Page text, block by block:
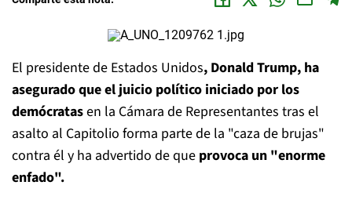
El presidente de Estados Unidos, Donald Trump, ha
asegurado que el juicio político iniciado por los
demócratasen la Cámara de Representantes tras el
asalto al Capitolio forma parte de la "caza de brujas"
contra él y ha advertido de que provoca un "enorme
enfado".